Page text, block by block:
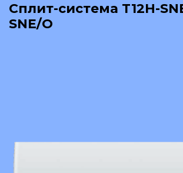
Сплит-система T12H-
SNE/O